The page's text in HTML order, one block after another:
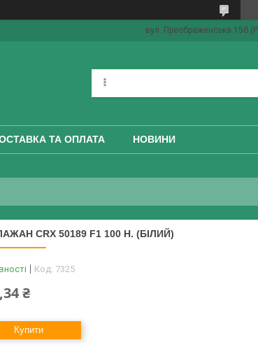
вул. Преображенська 15б
ТА ОПЛАТА НОВИНИ
CRX 50189 F1 100 Н. (БІЛИЙ)
Код: 7325
₴
Купити